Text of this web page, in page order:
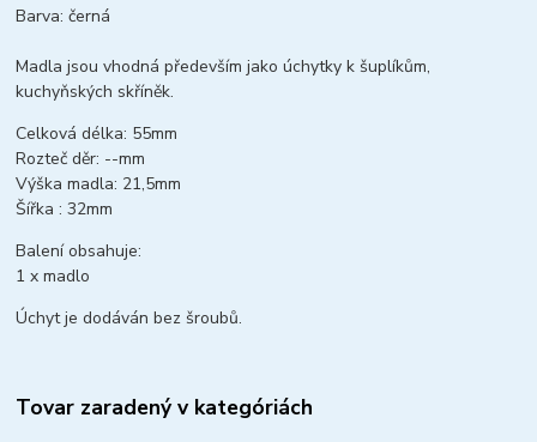
Barva: černá
Madla jsou vhodná především jako úchytky k šuplíkům,
kuchyňských skříněk.
Celková délka: 55mm
Rozteč děr: --mm
Výška madla: 21,5mm
Šířka : 32mm
Balení obsahuje:
1 x madlo
Úchyt je dodáván bez šroubů.
Tovar zaradený v kategóriách